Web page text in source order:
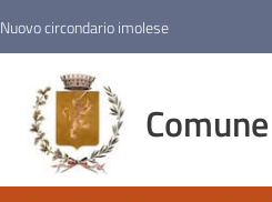
Nuovo circondario imolese